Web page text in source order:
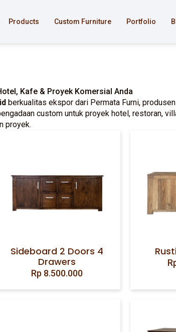
Products Custom Furniture Portfolio
Kafe & Proyek Komersial Anda
berkualitas ekspor dari Permata Furni,
custom untuk proyek hotel, restoran,
proyek.
Sideboard 2 Doors 4
Drawers
Rp 8.500.000